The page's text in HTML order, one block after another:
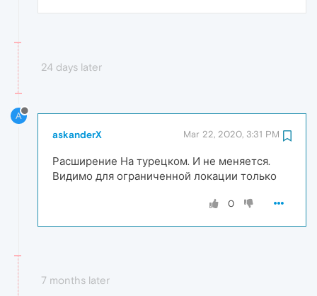
24 days later
A
askanderX Mar 22, 2020, 3:31 PM
Расширение На турецком. И не меняется.
Видимо для ограниченной локации только
0
7 months later